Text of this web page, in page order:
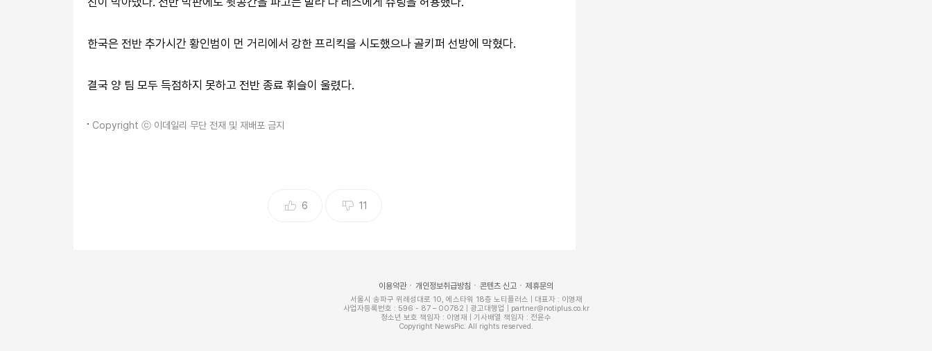
한국은 전반 추가시간 황인범이 먼 거리에서 강한 프리킥을 시도했으나 골키퍼 선방에 막혔다.
결국 양 팀 모두 득점하지 못하고 전반 종료 휘슬이 울렸다.
Copyright ⓒ 이데일리 무단 전재 및 재배포 금지
6 11
이용약관 개인정보취급방침 콘텐츠 신고 제휴문의
서울시 송파구 위례성대로 10, 에스타워 18층 노티플러스 | 대표자 : 이영재
사업자등록번호 : 596 - 87 – 00782 | 광고대행업 | partner@notiplus.co.kr
청소년 보호 책임자 : 이영재 | 기사배열 책임자 : 전윤수
Copyright NewsPic. All rights reserved.